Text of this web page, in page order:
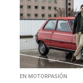
EN MOTORPASIÓN